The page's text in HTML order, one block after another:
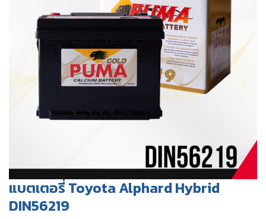
แบตเตอรี่ Toyota Alphard Hybrid
DIN56219